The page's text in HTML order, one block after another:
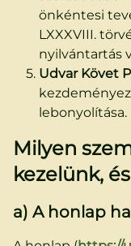
önkéntesi
LXXXVIII.
nyilvántartás
Udvar Követ
lebonyolítása.
Milyen
kezelünk,
a) A honlap